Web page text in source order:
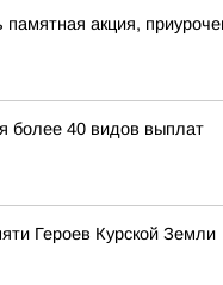
памятная акция,
более 40 видов выплат
Героев Курской Земли